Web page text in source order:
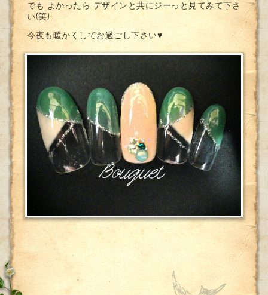
でも よかったら デザインと共にジーっと見てみて下さ
い(笑)
今夜も暖かくしてお過ごし下さい♥